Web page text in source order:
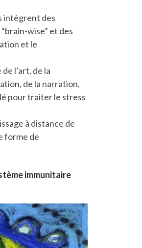
intègrent des
wise” et des
et le
l’art, de la
de la narration,
pour traiter le stress
à distance de
forme de
immunitaire